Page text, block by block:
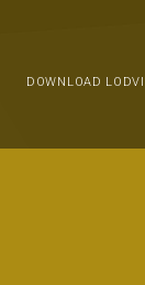
DOWNLOAD